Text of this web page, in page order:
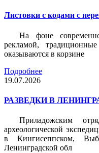
Листовки c кодами с
На фоне
рекламой,
оказываются в корзине
Подробнее
19.07.2026
РАЗВЕДКИ В
Приладожским
археологической
в Кингисеппском,
Ленинградской обл